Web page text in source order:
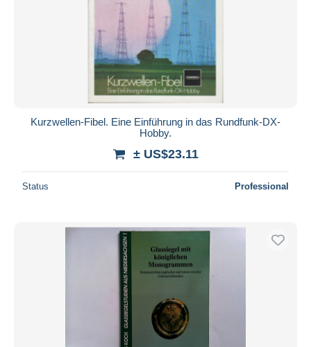
Kurzwellen-Fibel. Eine Einführung in das Rundfunk-DX-
Hobby.
± US$23.11
Status Professional